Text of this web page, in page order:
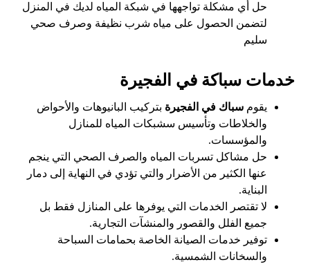
حل أي مشكلة تواجهها في شبكة المياه لديك في المنزل
لتضمن الحصول على مياه شرب نظيفة وصرف صحي
سليم
خدمات سباكة في الفجيرة
يقومسباك في الفجيرة بتركيب البانيوهات والأحواض
والخلاطات وتأسيس سشبكات المياه للمنازل
والمؤسسات.
حل مشاكل تسربات المياه والصرف الصحي التي ينجم
عنها الكثير من الأضرار والتي تؤدي في النهاية إلى دمار
البناية.
لا تقتصر الخدمات التي يوفرها على المنازل فقط بل
جميع الفلل والقصور والمنشآت التجارية.
توفير خدمات الصيانة الخاصة بحمامات السباحة
والسخانات الشمسية.